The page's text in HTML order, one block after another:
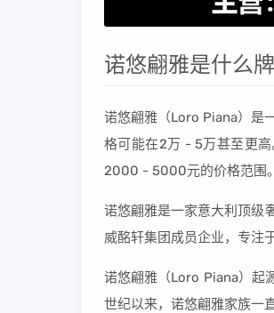
诺悠翩雅是什么
诺悠翩雅（Loro Piana）是
格可能在2万 - 5万甚至更
2000 - 5000元的价格范围。
诺悠翩雅是一家意大利顶级
威酩轩集团成员企业，专注
诺悠翩雅（Loro Piana）起
世纪以来，诺悠翩雅家族一